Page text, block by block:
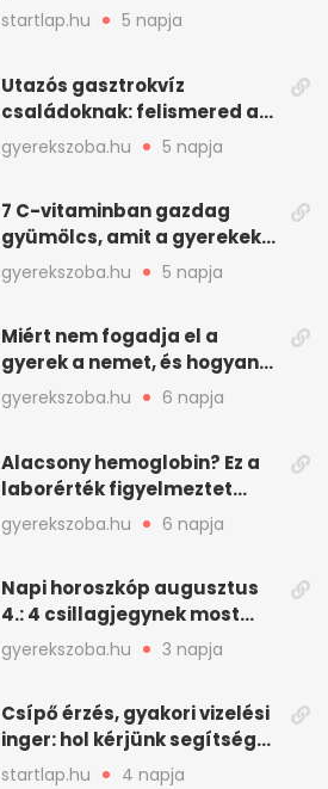
mindenkinek
startlap.hu 5 napja
Utazós gasztrokvíz
családoknak: felismered az
asadót és társait?
gyerekszoba.hu 5 napja
7 C-vitaminban gazdag
gyümölcs, amit a gyerekek
is szívesen megesznek
gyerekszoba.hu 5 napja
Miért nem fogadja el a
gyerek a nemet, és hogyan
mondd ki jól?
gyerekszoba.hu 6 napja
Alacsony hemoglobin? Ez a
laborérték figyelmeztet
vashiányra
gyerekszoba.hu 6 napja
Napi horoszkóp augusztus
4.: 4 csillagjegynek most
minden összejön
gyerekszoba.hu 3 napja
Csípő érzés, gyakori vizelési
inger: hol kérjünk segítséget
felfázás esetén?
startlap.hu 4 napja